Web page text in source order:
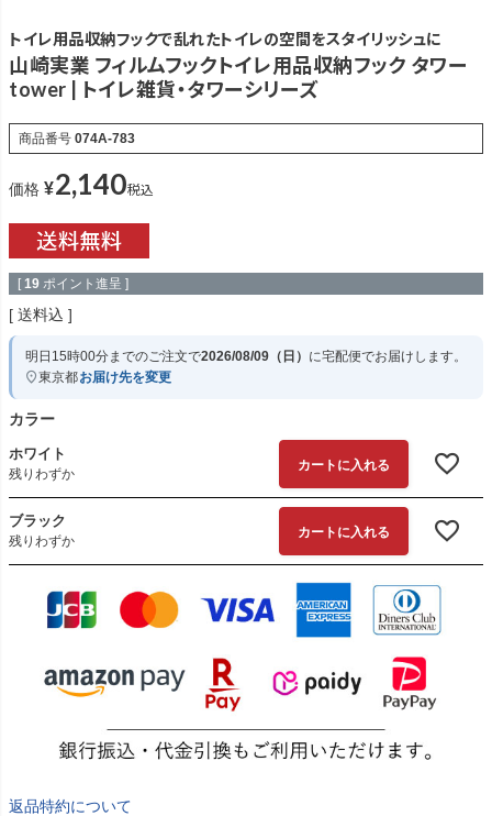
トイレ用品収納フックで乱れたトイレの空間をスタイリッシュに
山崎実業 フィルムフックトイレ用品収納フック タワー
tower | トイレ雑貨・タワーシリーズ
商品番号 074A-783
価格 ¥2,140税込
[ 19 ポイント進呈 ]
送料込
明日 15時00分までのご注文で2026/08/09（日） に宅配便でお届けします。
東京都お届け先を変更
カラー
ホワイト
残りわずか
カートに入れる
ブラック
残りわずか
カートに入れる
返品特約について